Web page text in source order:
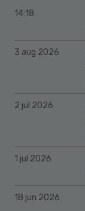
14:18
3 aug 2026
2 jul 2026
1 jul 2026
18 jun 2026